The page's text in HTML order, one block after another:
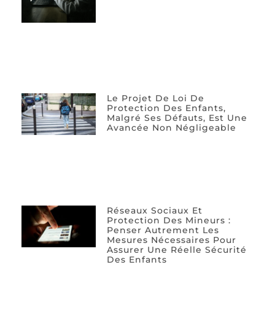
Le Projet De Loi De
Protection Des Enfants,
Malgré Ses Défauts, Est Une
Avancée Non Négligeable
Réseaux Sociaux Et
Protection Des Mineurs :
Penser Autrement Les
Mesures Nécessaires Pour
Assurer Une Réelle Sécurité
Des Enfants